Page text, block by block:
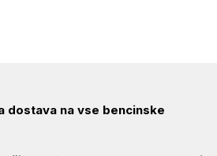
dostava na vse bencinske